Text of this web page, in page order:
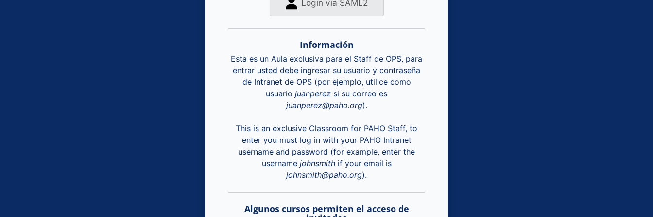
Login via SAML2
Información
Esta es un Aula exclusiva para el Staff de OPS, para
entrar usted debe ingresar su usuario y contraseña
de Intranet de OPS (por ejemplo, utilice como
usuario juanperez si su correo es
juanperez@paho.org).
This is an exclusive Classroom for PAHO Staff, to
enter you must log in with your PAHO Intranet
username and password (for example, enter the
username johnsmithif your email is
johnsmith@paho.org).
Algunos cursos permiten el acceso de